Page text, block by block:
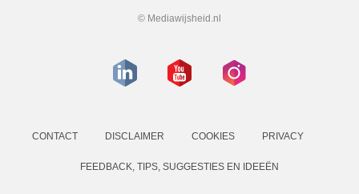
© Mediawijsheid.nl
CONTACT DISCLAIMER COOKIES PRIVACY
FEEDBACK, TIPS, SUGGESTIES EN IDEEËN